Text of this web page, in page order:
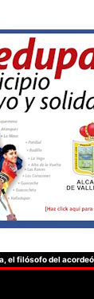
el filósofo del